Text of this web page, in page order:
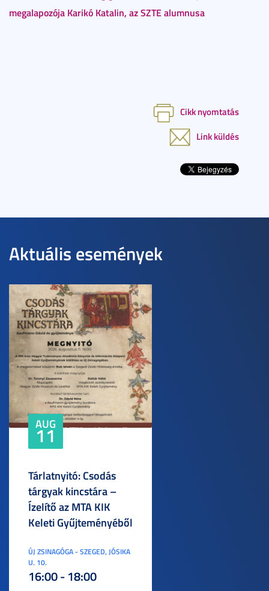
megalapozója Karikó Katalin, az SZTE alumnusa
Cikk nyomtatás
Link küldés
Aktuális események
AUG
11
Tárlatnyitó: Csodás
tárgyak kincstára –
Ízelítő az MTA KIK
Keleti Gyűjteményéből
ÚJ ZSINAGÓGA - SZEGED, JÓSIKA
U. 10.
16:00 - 18:00